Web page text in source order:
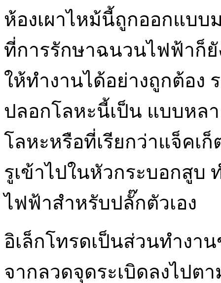
ห้องเผาไหม้นี้ถูกออกแบ
ที่การรักษาฉนวนไฟฟ้าก็ยั
ให้ทำงานได้อย่างถูกต้อง
ปลอกโลหะนี้เป็น แบบหล
โลหะหรือที่เรียกว่าแจ็คเ
รูเข้าไปในหัวกระบอกสูบ
ไฟฟ้าสำหรับปลั๊กตัวเอง
อิเล็กโทรดเป็นส่วนทำงา
จากลวดจุดระเบิดลงไปต